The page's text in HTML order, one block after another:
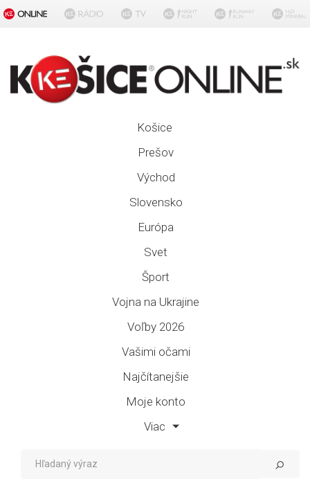
Košice
Prešov
Východ
Slovensko
Európa
Svet
Šport
Vojna na Ukrajine
Voľby 2026
Vašimi očami
Najčítanejšie
Moje konto
Viac